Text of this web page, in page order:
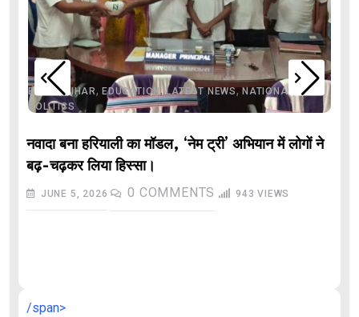
BIHAR,BIHAR, EDUCATION,LATEST NEWS,NATIONAL
POLITICS
नवादा बना हरियाली का मॉडल, ‘नेम ट्री’ अभियान में लोगों ने
बढ़-चढ़कर लिया हिस्सा।
JUNE 5, 2026 0 COMMENTS 943 VIEWS
/span>